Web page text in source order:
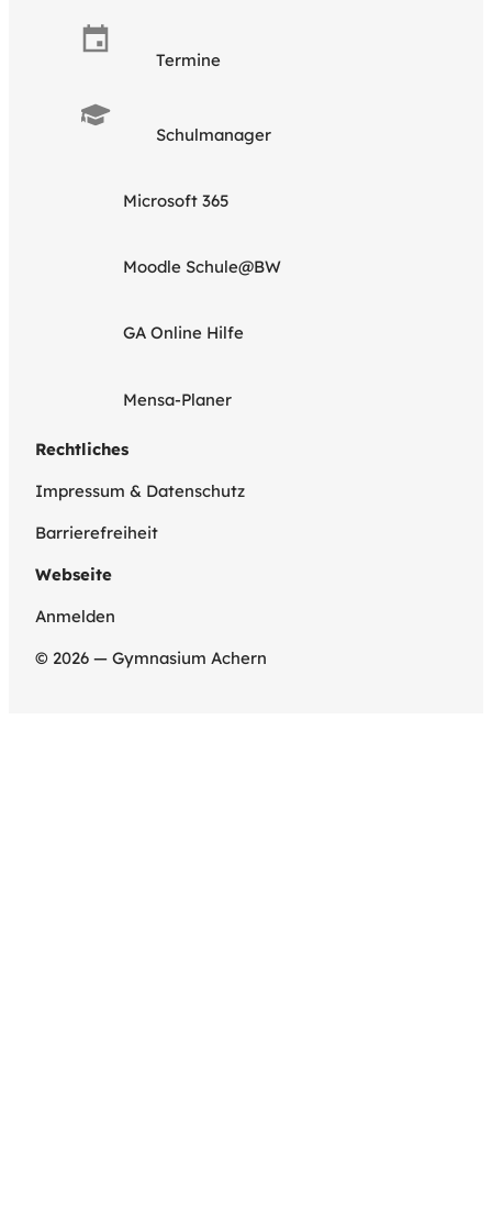
Termine
Schulmanager
Microsoft 365
Moodle Schule@BW
GA Online Hilfe
Mensa-Planer
Rechtliches
Impressum & Datenschutz
Barrierefreiheit
Webseite
Anmelden
© 2026 — Gymnasium Achern